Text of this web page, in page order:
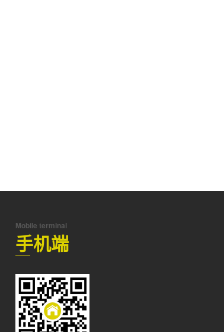
Mobile terminal
手机端